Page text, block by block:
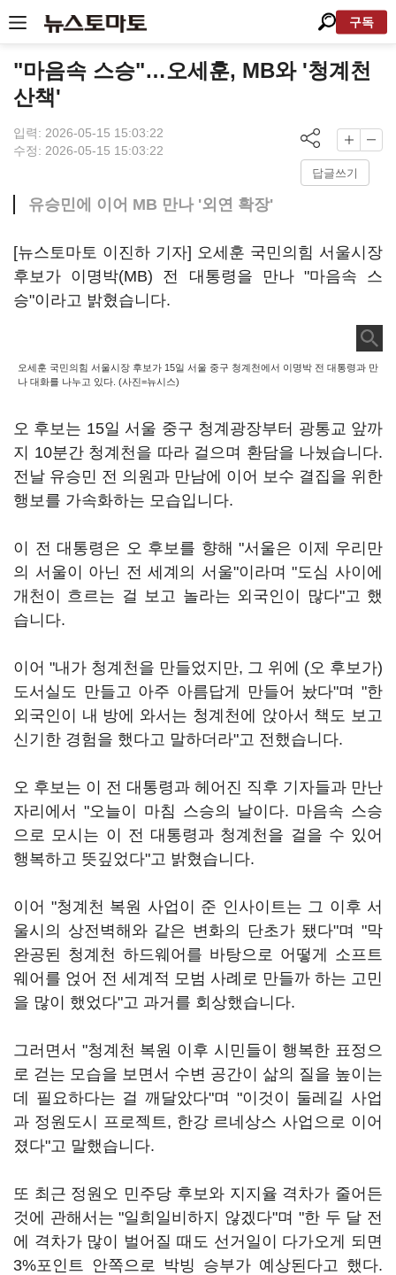
구독
"마음속 스승"…오세훈, MB와 '청계천
산책'
입력: 2026-05-15 15:03:22
수정: 2026-05-15 15:03:22
답글쓰기
유승민에 이어 MB 만나 '외연 확장'
[뉴스토마토 이진하 기자] 오세훈 국민의힘 서울시장
후보가 이명박(MB) 전 대통령을 만나 "마음속 스
승"이라고 밝혔습니다.
오세훈 국민의힘 서울시장 후보가 15일 서울 중구 청계천에서 이명박 전 대통령과 만
나 대화를 나누고 있다. (사진=뉴시스)
오 후보는 15일 서울 중구 청계광장부터 광통교 앞까
지 10분간 청계천을 따라 걸으며 환담을 나눴습니다.
전날 유승민 전 의원과 만남에 이어 보수 결집을 위한
행보를 가속화하는 모습입니다.
이 전 대통령은 오 후보를 향해 "서울은 이제 우리만
의 서울이 아닌 전 세계의 서울"이라며 "도심 사이에
개천이 흐르는 걸 보고 놀라는 외국인이 많다"고 했
습니다.
이어 "내가 청계천을 만들었지만, 그 위에 (오 후보가)
도서실도 만들고 아주 아름답게 만들어 놨다"며 "한
외국인이 내 방에 와서는 청계천에 앉아서 책도 보고
신기한 경험을 했다고 말하더라"고 전했습니다.
오 후보는 이 전 대통령과 헤어진 직후 기자들과 만난
자리에서 "오늘이 마침 스승의 날이다. 마음속 스승
으로 모시는 이 전 대통령과 청계천을 걸을 수 있어
행복하고 뜻깊었다"고 밝혔습니다.
이어 "청계천 복원 사업이 준 인사이트는 그 이후 서
울시의 상전벽해와 같은 변화의 단초가 됐다"며 "막
완공된 청계천 하드웨어를 바탕으로 어떻게 소프트
웨어를 얹어 전 세계적 모범 사례로 만들까 하는 고민
을 많이 했었다"고 과거를 회상했습니다.
그러면서 "청계천 복원 이후 시민들이 행복한 표정으
로 걷는 모습을 보면서 수변 공간이 삶의 질을 높이는
데 필요하다는 걸 깨달았다"며 "이것이 둘레길 사업
과 정원도시 프로젝트, 한강 르네상스 사업으로 이어
졌다"고 말했습니다.
또 최근 정원오 민주당 후보와 지지율 격차가 줄어든
것에 관해서는 "일희일비하지 않겠다"며 "한 두 달 전
에 격차가 많이 벌어질 때도 선거일이 다가오게 되면
3%포인트 안쪽으로 박빙 승부가 예상된다고 했다.